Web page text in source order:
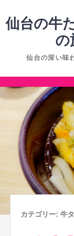
ン
へ
ス
キ
仙台の牛
の
仙台の深い味
コ
ン
ス
キ
ッ
カテゴリー: 牛